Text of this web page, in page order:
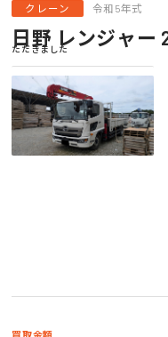
クレーン 令和5年式
日野 レンジャー
ただきました
買取金額